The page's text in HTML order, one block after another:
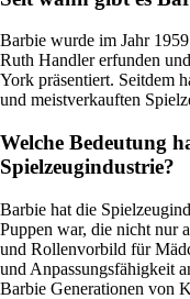
Barbie wurde im Jahr
Ruth Handler erfunden
York präsentiert. Seitdem
und meistverkauften
Welche Bedeutung
Spielzeugindustrie?
Barbie hat die
Puppen war, die nicht nur
und Rollenvorbild für
und Anpassungsfähigkeit
Barbie Generationen von